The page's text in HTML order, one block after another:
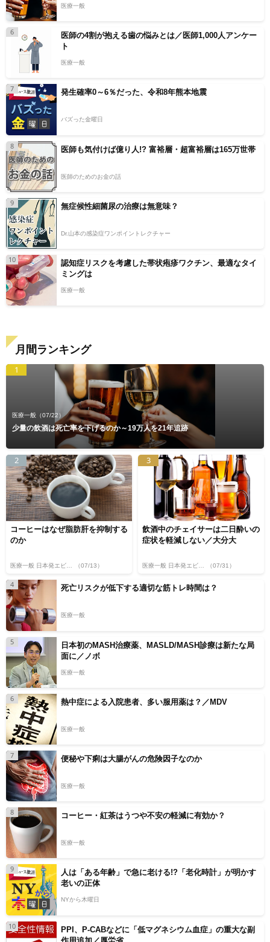
医療一般
6
医師の4割が抱える歯の悩みとは／医師1,000人アンケー
ト
医療一般
7 発生確率0～6％だった、令和8年熊本地震
バズった金曜日
8 医師も気付けば億り人!? 富裕層・超富裕層は165万世帯
医師のためのお金の話
9 無症候性細菌尿の治療は無意味？
Dr.山本の感染症ワンポイントレクチャー
10
認知症リスクを考慮した帯状疱疹ワクチン、最適なタイ
ミングは
医療一般
月間ランキング
1
医療一般 （07/22）
少量の飲酒は死亡率を下げるのか～19万人を21年追跡
2
コーヒーはなぜ脂肪肝を抑制する
のか
医療一般 日本発エビデンス （07/13）
3
飲酒中のチェイサーは二日酔いの
症状を軽減しない／大分大
医療一般 日本発エビデンス （07/31）
4 死亡リスクが低下する適切な筋トレ時間は？
医療一般
5
日本初のMASH治療薬、MASLD/MASH診療は新たな局
面に／ノボ
医療一般
6 熱中症による入院患者、多い服用薬は？／MDV
医療一般
7 便秘や下痢は大腸がんの危険因子なのか
医療一般
8 コーヒー・紅茶はうつや不安の軽減に有効か？
医療一般
9
人は「ある年齢」で急に老ける!?「老化時計」が明かす
老いの正体
NYから木曜日
10
PPI、P-CABなどに「低マグネシウム血症」の重大な副